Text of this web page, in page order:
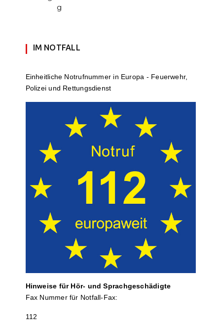
g
IM NOTFALL
Einheit­li­che Notruf­num­mer in Europa - Feuerwehr,
Polizei und Rettungs­dienst
Hinweise für Hör- und Sprach­ge­schä­digte
Fax Nummer für Notfall-Fax:
112